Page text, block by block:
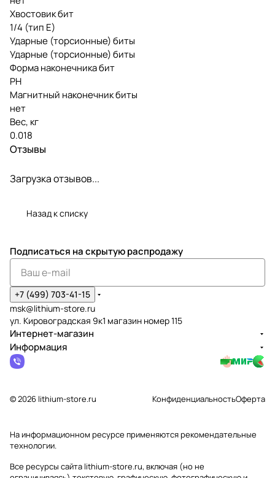
Хвостовик бит
1/4 (тип Е)
Ударные (торсионные) биты
Ударные (торсионные) биты
Форма наконечника бит
PH
Магнитный наконечник биты
нет
Вес, кг
0.018
Отзывы
Загрузка отзывов...
Назад к списку
Подписаться на скрытую распродажу
+7 (499) 703-41-15
msk@lithium-store.ru
ул. Кировоградская 9к1 магазин номер 115
Интернет-магазин
Информация
© 2026 lithium-store.ru КонфиденциальностьОферта
На информационном ресурсе применяютсярекомендательные
технологии.
Все ресурсы сайта lithium-store.ru, включая (но не